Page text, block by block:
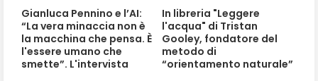
Gianluca Pennino e l’AI:
“La vera minaccia non è
la macchina che pensa. È
l'essere umano che
smette”. L'intervista
In libreria "Leggere
l'acqua" di Tristan
Gooley, fondatore del
metodo di
“orientamento naturale”